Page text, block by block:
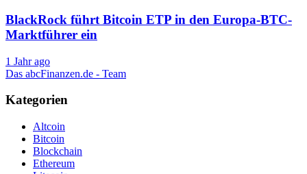
BlackRock führt Bitcoin ETP in den Europa-BTC-
Marktführer ein
1 Jahr ago
Das abcFinanzen.de - Team
Kategorien
Altcoin
Bitcoin
Blockchain
Ethereum